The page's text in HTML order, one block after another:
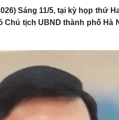
Sáng 11/5, tại kỳ họp thứ
Chủ tịch UBND thành phố Hà